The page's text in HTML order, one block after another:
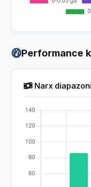
Performance
Narx diapazoni